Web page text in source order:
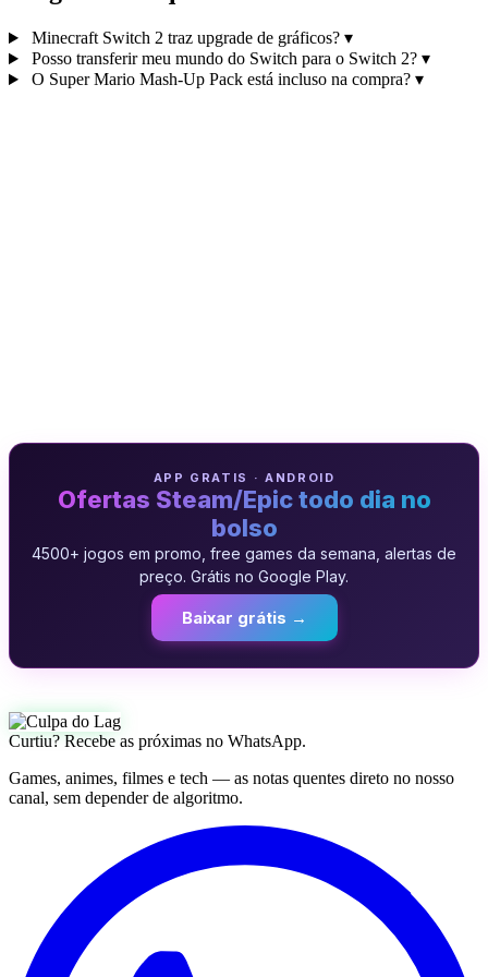
Minecraft Switch 2 traz upgrade de gráficos? ▾
Posso transferir meu mundo do Switch para o Switch 2? ▾
O Super Mario Mash‑Up Pack está incluso na compra? ▾
APP GRATIS · ANDROID
Ofertas Steam/Epic todo dia no
bolso
4500+ jogos em promo, free games da semana, alertas de
preço. Grátis no Google Play.
Baixar grátis →
Curtiu? Recebe as próximas no WhatsApp.
Games, animes, filmes e tech — as notas quentes direto no nosso
canal, sem depender de algoritmo.